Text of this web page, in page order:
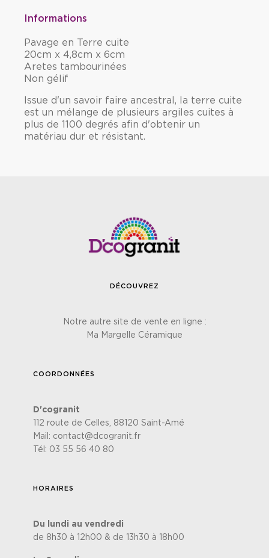
Informations
Pavage en Terre cuite
20cm x 4,8cm x 6cm
Aretes tambourinées
Non gélif
Issue d'un savoir faire ancestral, la terre cuite
est un mélange de plusieurs argiles cuites à
plus de 1100 degrés afin d'obtenir un
matériau dur et résistant.
DÉCOUVREZ
Notre autre site de vente en ligne :
Ma Margelle Céramique
COORDONNÉES
D'cogranit
112 route de Celles, 88120 Saint-Amé
Mail: contact@dcogranit.fr
Tél: 03 55 56 40 80
HORAIRES
Du lundi au vendredi
de 8h30 à 12h00 & de 13h30 à 18h00